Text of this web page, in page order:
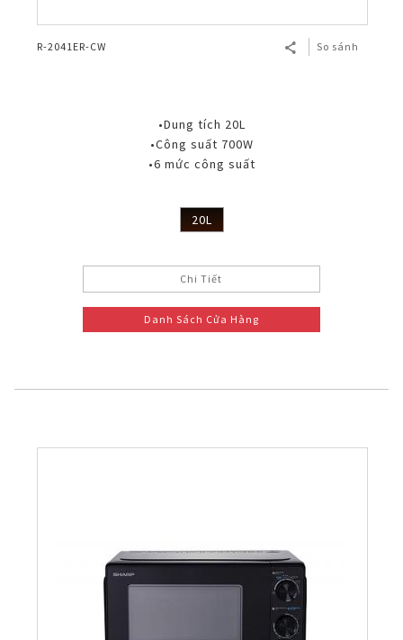
R-2041ER-CW So sánh
•Dung tích 20L
•Công suất 700W
•6 mức công suất
20L
Chi Tiết
Danh Sách Cửa Hàng